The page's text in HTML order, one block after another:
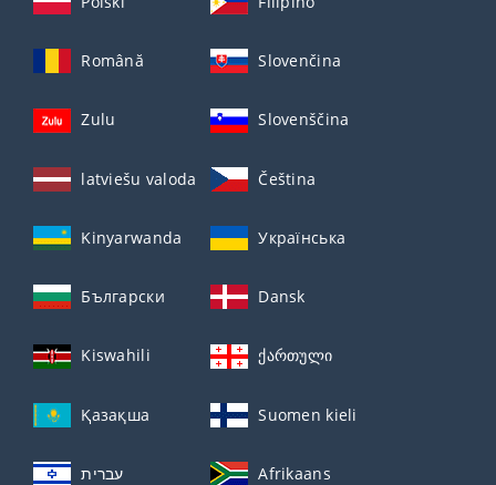
Română Slovenčina
Zulu Slovenščina
latviešu valoda Čeština
Kinyarwanda Українська
Български Dansk
Kiswahili ქართული
Қазақша Suomen kieli
עברית Afrikaans